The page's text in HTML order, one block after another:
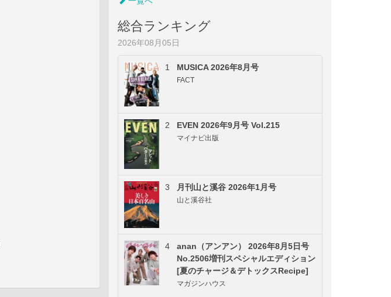
総合ランキング
2026年08月05日
1 MUSICA 2026年8月号
FACT
2 EVEN 2026年9月号 Vol.215
マイナビ出版
3 月刊山と溪谷 2026年1月号
山と溪谷社
4
anan（アンアン） 2026年8月5日号
No.2506増刊スペシャルエディション
[夏のチャージ＆デトックスRecipe]
マガジンハウス